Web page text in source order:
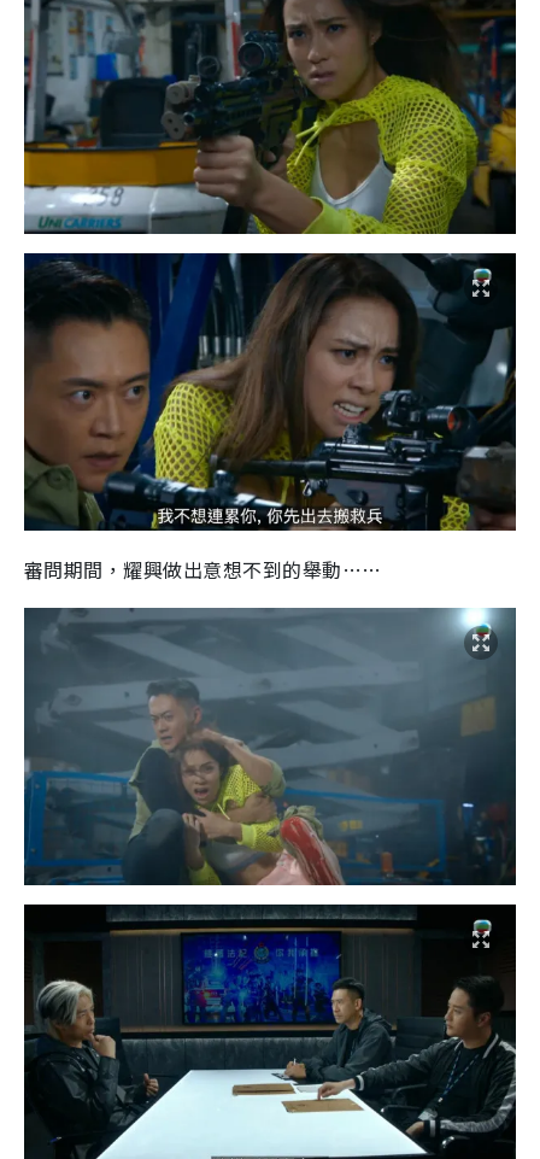
審問期間，耀興做出意想不到的舉動……